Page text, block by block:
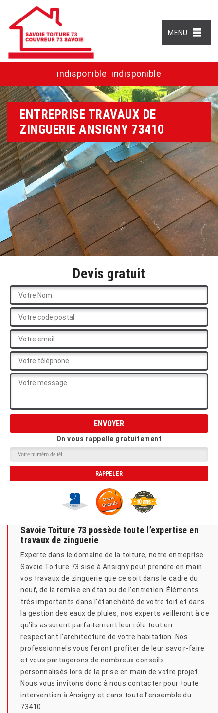
MENU
indisponible indisponible
ENTREPRISE TRAVAUX DE
ZINGUERIE ANSIGNY 73410
Devis gratuit
On vous rappelle gratuitement
Savoie Toiture 73 possède toute l’expertise en
travaux de zinguerie
Experte dans le domaine de la toiture, notre entreprise
Savoie Toiture 73 sise à Ansigny peut prendre en main
vos travaux de zinguerie que ce soit dans le cadre du
neuf, de la remise en état ou de l’entretien. Éléments
très importants dans l’étanchéité de votre toit et dans
la gestion des eaux de pluies, nos experts veilleront à ce
qu’ils assurent parfaitement leur rôle tout en
respectant l'architecture de votre habitation. Nos
professionnels vous feront profiter de leur savoir-faire
et vous partagerons de nombreux conseils
personnalisés lors de la prise en main de votre projet.
Nous vous invitons donc à nous contacter pour toute
intervention à Ansigny et dans toute l’ensemble du
73410.